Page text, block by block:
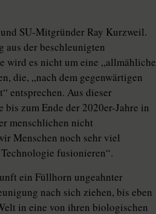
SU-Mitgründer Ray Kurzweil.
aus der beschleunigten
wird es nicht um eine „allmähliche
die, „nach dem gegenwärtigen
entsprechen. Aus dieser
zum Ende der 2020er-Jahre in
menschlichen nicht
Menschen noch sehr viel
fusionieren“.
ein Füllhorn ungeahnter
nach sich ziehen, bis eben
in eine von ihren biologischen